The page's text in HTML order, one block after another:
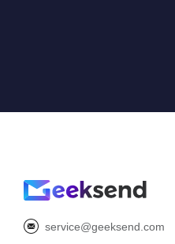
service@geeksend.com